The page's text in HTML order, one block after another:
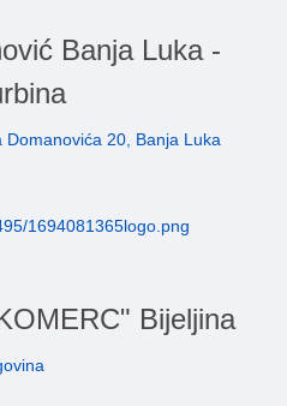
Banja Luka -
20, Banja Luka
Bijeljina